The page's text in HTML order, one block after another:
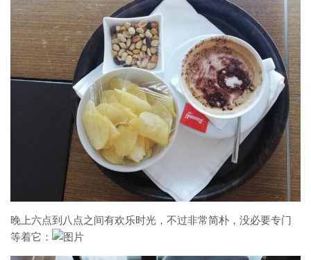
晚上六点到八点之间有欢乐时光，不过非常简朴，没必要专门
等着它：